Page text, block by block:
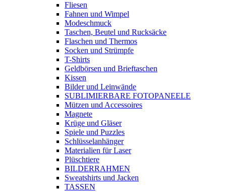
Fliesen
Fahnen und Wimpel
Modeschmuck
Taschen, Beutel und Rucksäcke
Flaschen und Thermos
Socken und Strümpfe
T-Shirts
Geldbörsen und Brieftaschen
Kissen
Bilder und Leinwände
SUBLIMIERBARE FOTOPANEELE
Mützen und Accessoires
Magnete
Krüge und Gläser
Spiele und Puzzles
Schlüsselanhänger
Materialien für Laser
Plüschtiere
BILDERRAHMEN
Sweatshirts und Jacken
TASSEN